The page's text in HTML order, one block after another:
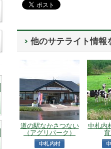
他のサテライト情報
道の駅なかさつない
（アグリパーク）
中札内